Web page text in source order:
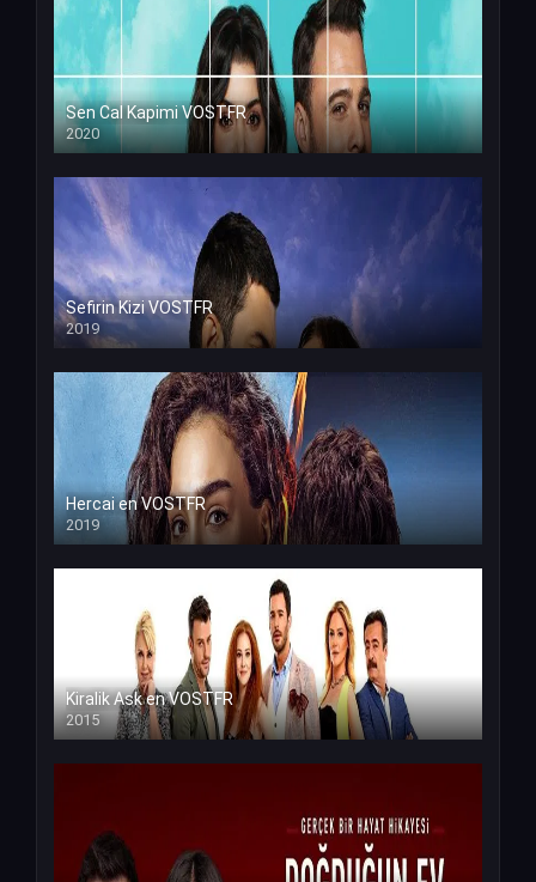
Sen Cal Kapimi VOSTFR
2020
Sefirin Kizi VOSTFR
2019
Hercai en VOSTFR
2019
Kiralik Ask en VOSTFR
2015